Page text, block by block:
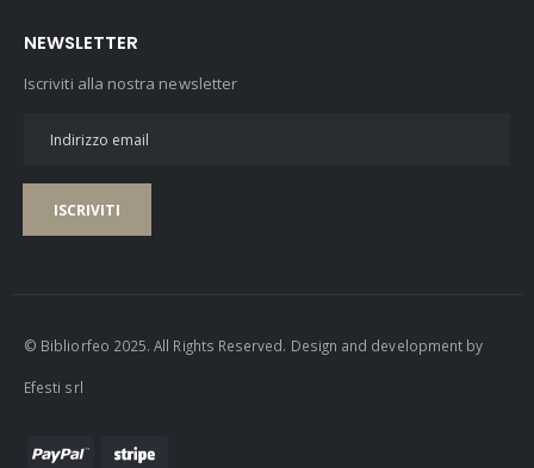
NEWSLETTER
Iscriviti alla nostra newsletter
ISCRIVITI
© Bibliorfeo 2025. All Rights Reserved. Design and development by
Efesti srl